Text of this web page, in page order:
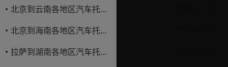
北京到云南各地区汽车托运价格表
北京到海南各地区汽车托运价格表
拉萨到湖南各地区汽车托运价格表